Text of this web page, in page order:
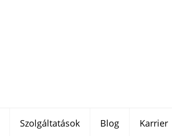
Szolgáltatások Blog Karrier